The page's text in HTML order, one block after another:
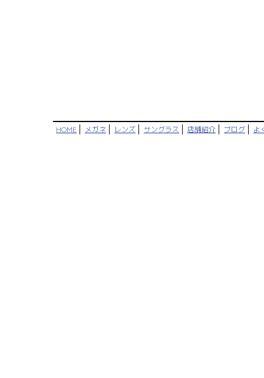
HOME メガネ レンズ サングラス 店舗紹介 ブログ よ